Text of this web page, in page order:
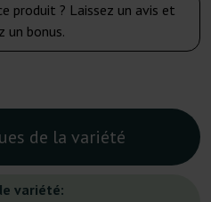
produit ? Laissez un avis et
un bonus.
de la variété
variété: